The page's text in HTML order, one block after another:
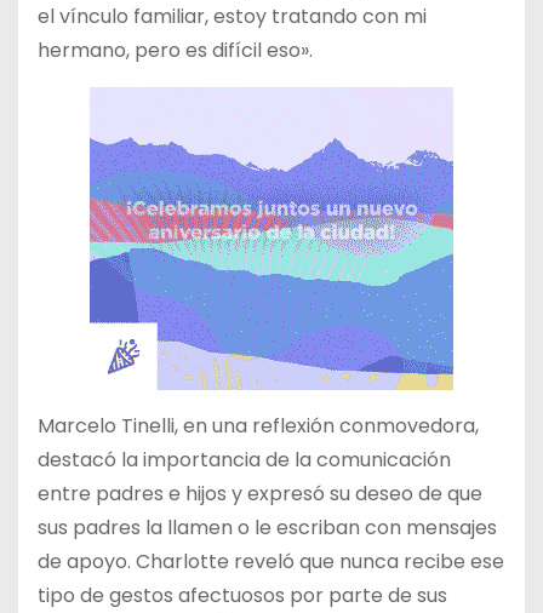
el vínculo familiar, estoy tratando con mi
hermano, pero es difícil eso».
Marcelo Tinelli, en una reflexión conmovedora,
destacó la importancia de la comunicación
entre padres e hijos y expresó su deseo de que
sus padres la llamen o le escriban con mensajes
de apoyo. Charlotte reveló que nunca recibe ese
tipo de gestos afectuosos por parte de sus